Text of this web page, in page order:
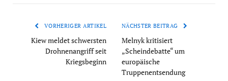
VORHERIGER ARTIKEL
Kiew meldet schwersten
Drohnenangriff seit
Kriegsbeginn
NÄCHSTER BEITRAG
Melnyk kritisiert
„Scheindebatte“ um
europäische
Truppenentsendung